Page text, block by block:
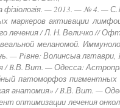
— 2013. — № 4. —
маркеров активации
лечения / Л. Н. Величко //
меланомой.
— Piвне: Волинсыа лгтаври,
/ B.В. Вит. — Одесса:
патоморфоз пигментных
анатомия» / B.В. Вит. —
оптимизации лечения